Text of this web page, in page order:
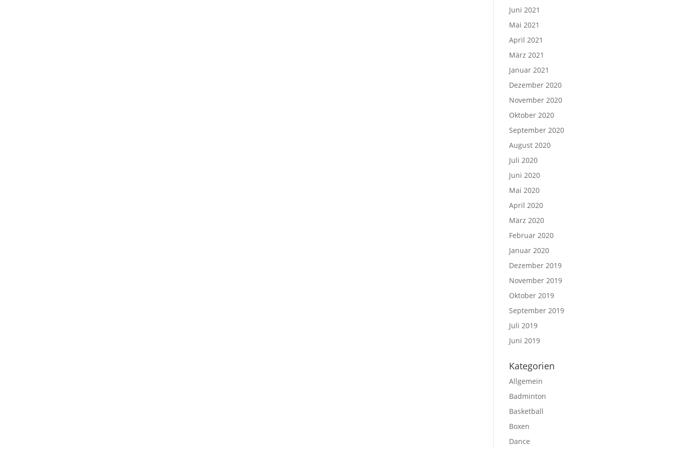
Juni 2021
Mai 2021
April 2021
März 2021
Januar 2021
Dezember 2020
November 2020
Oktober 2020
September 2020
August 2020
Juli 2020
Juni 2020
Mai 2020
April 2020
März 2020
Februar 2020
Januar 2020
Dezember 2019
November 2019
Oktober 2019
September 2019
Juli 2019
Juni 2019
Kategorien
Allgemein
Badminton
Basketball
Boxen
Dance